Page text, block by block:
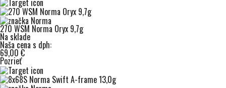
270 WSM Norma Oryx 9,7g
Na sklade
Naša cena s dph:
69,00 €
Pozrieť